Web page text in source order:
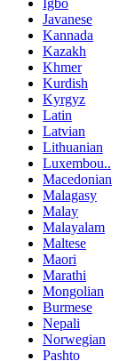
Javanese
Kannada
Kazakh
Khmer
Kurdish
Kyrgyz
Latin
Latvian
Lithuanian
Luxembou..
Macedonian
Malagasy
Malay
Malayalam
Maltese
Maori
Marathi
Mongolian
Burmese
Nepali
Norwegian
Pashto